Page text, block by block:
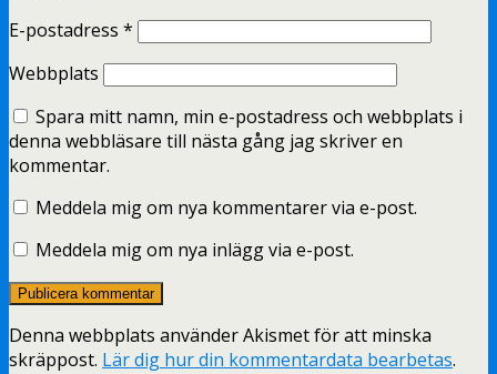
E-postadress *
Webbplats
Spara mitt namn, min e-postadress och webbplats i
denna webbläsare till nästa gång jag skriver en
kommentar.
Meddela mig om nya kommentarer via e-post.
Meddela mig om nya inlägg via e-post.
Denna webbplats använder Akismet för att minska
skräppost. Lär dig hur din kommentardata bearbetas.